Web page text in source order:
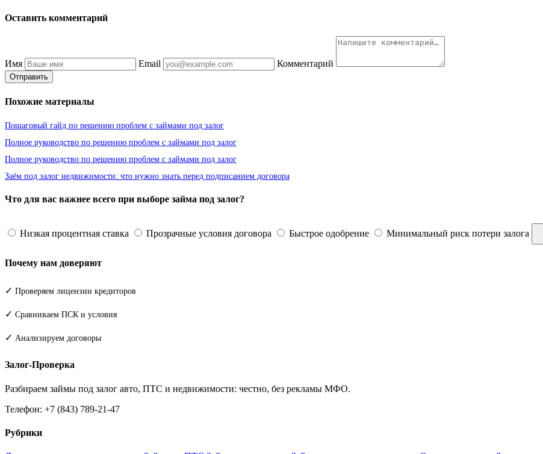
Оставить комментарий
Имя Email Комментарий
Отправить
Похожие материалы
Пошаговый гайд по решению проблем с займами под залог
Полное руководство по решению проблем с займами под залог
Полное руководство по решению проблем с займами под залог
Заём под залог недвижимости: что нужно знать перед подписанием договора
Что для вас важнее всего при выборе займа под залог?
Низкая процентная ставка Прозрачные условия договора Быстрое одобрение Минимальный риск потери залога
Почему нам доверяют
✓ Проверяем лицензии кредиторов
✓ Сравниваем ПСК и условия
✓ Анализируем договоры
Залог-Проверка
Разбираем займы под залог авто, ПТС и недвижимости: честно, без рекламы МФО.
Телефон: +7 (843) 789-21-47
Рубрики